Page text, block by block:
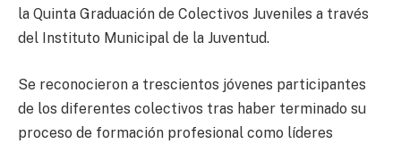
la Quinta Graduación de Colectivos Juveniles a través
del Instituto Municipal de la Juventud.
Se reconocieron a trescientos jóvenes participantes
de los diferentes colectivos tras haber terminado su
proceso de formación profesional como líderes